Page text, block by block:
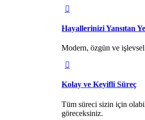
Hayallerinizi Yansıtan
Modern, özgün ve
Kolay ve Keyifli Süreç
Tüm süreci sizin için
göreceksiniz.